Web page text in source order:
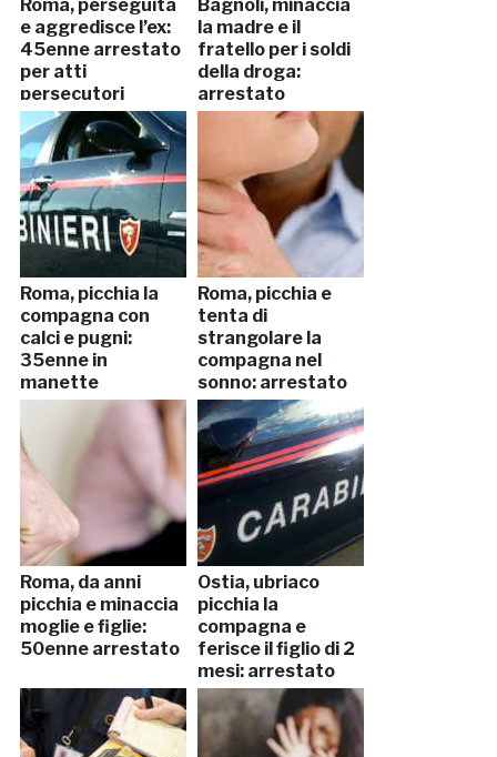
Roma, perseguita
e aggredisce l’ex:
45enne arrestato
per atti
persecutori
Bagnoli, minaccia
la madre e il
fratello per i soldi
della droga:
arrestato
Roma, picchia la
compagna con
calci e pugni:
35enne in
manette
Roma, picchia e
tenta di
strangolare la
compagna nel
sonno: arrestato
Roma, da anni
picchia e minaccia
moglie e figlie:
50enne arrestato
Ostia, ubriaco
picchia la
compagna e
ferisce il figlio di 2
mesi: arrestato